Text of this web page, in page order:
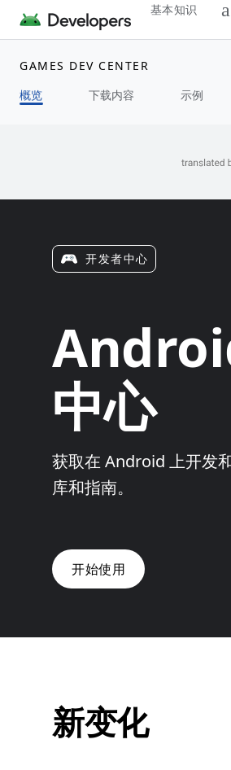
基本知识
GAMES DEV CENTER
概览
下载内容 示例
开发者中心
中心
获取在 Android 上开发
库和指南。
开始使用
新变化